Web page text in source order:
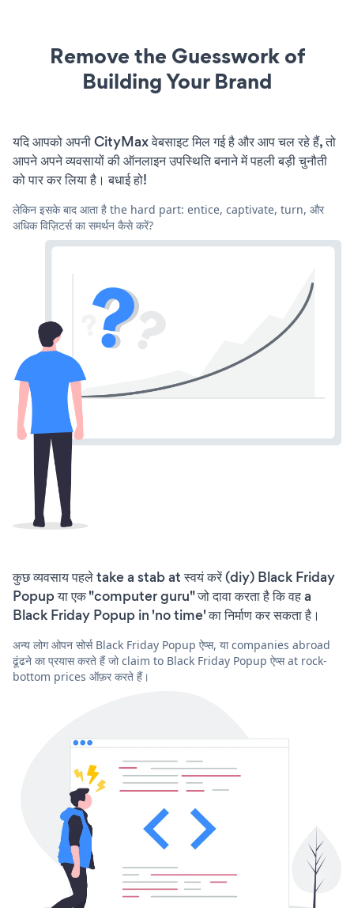
Remove the Guesswork of
Building Your Brand
यदि आपको अपनी CityMax वेबसाइट मिल गई है और आप चल रहे हैं, तो
आपने अपने व्यवसायों की ऑनलाइन उपस्थिति बनाने में पहली बड़ी चुनौती
को पार कर लिया है। बधाई हो!
लेकिन इसके बाद आता है the hard part: entice, captivate, turn, और
अधिक विज़िटर्स का समर्थन कैसे करें?
कुछ व्यवसाय पहले take a stab at स्वयं करें (diy) Black Friday
Popup या एक "computer guru" जो दावा करता है कि वह a
Black Friday Popup in 'no time' का निर्माण कर सकता है।
अन्य लोग ओपन सोर्स Black Friday Popup ऐप्स, या companies abroad
ढूंढने का प्रयास करते हैं जो claim to Black Friday Popup ऐप्स at rock-
bottom prices ऑफ़र करते हैं।